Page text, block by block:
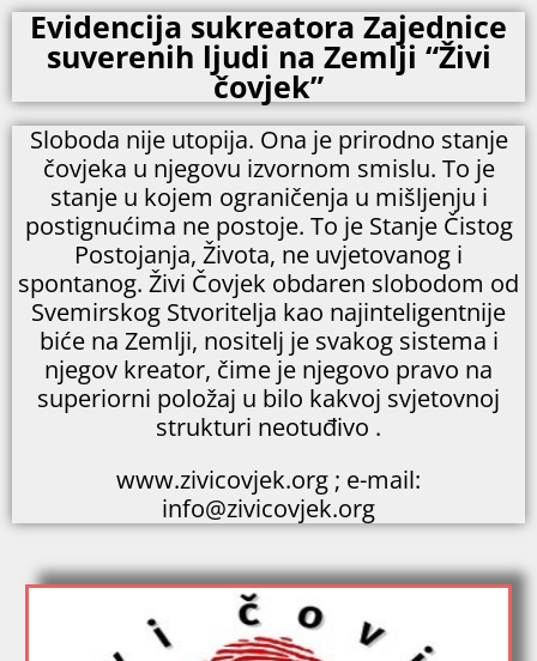
Evidencija sukreatora Zajednice
suverenih ljudi na Zemlji “Živi
čovjek”
Sloboda nije utopija. Ona je prirodno stanje
čovjeka u njegovu izvornom smislu. To je
stanje u kojem ograničenja u mišljenju i
postignućima ne postoje. To je Stanje Čistog
Postojanja, Života, ne uvjetovanog i
spontanog. Živi Čovjek obdaren slobodom od
Svemirskog Stvoritelja kao najinteligentnije
biće na Zemlji, nositelj je svakog sistema i
njegov kreator, čime je njegovo pravo na
superiorni položaj u bilo kakvoj svjetovnoj
strukturi neotuđivo .
www.zivicovjek.org ; e-mail:
info@zivicovjek.org